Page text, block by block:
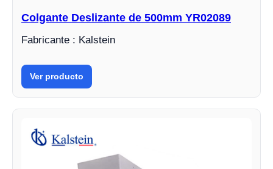
Colgante Deslizante de 500mm YR02089
Fabricante : Kalstein
Ver producto